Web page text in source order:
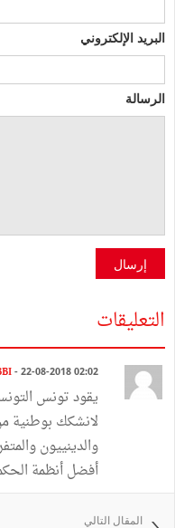
البريد الإلكتروني
الرسالة
إرسال
التعليقات
- 22-08-2018 02:02
يقود تونس
لانشكك بوطنية
والدينييون
أفضل أنظمة
المقال التالي